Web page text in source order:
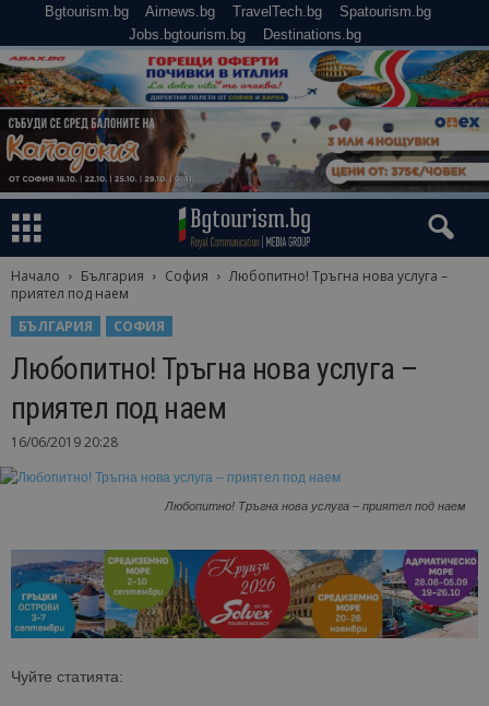
Bgtourism.bg Airnews.bg TravelTech.bg
Spatourism.bg
Jobs.bgtourism.bg
Destinations.bg
Начало България София
Любопитно! Тръгна нова услуга –
приятел под наем
БЪЛГАРИЯ
СОФИЯ
Любопитно! Тръгна нова услуга –
приятел под наем
16/06/2019 20:28
Любопитно! Тръгна нова услуга – приятел под наем
Чуйте статията: